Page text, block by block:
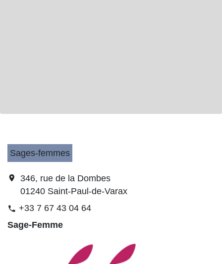
Sages-femmes
location_on
346, rue de la Dombes
01240 Saint-Paul-de-Varax
phone +33 7 67 43 04 64
Sage-Femme